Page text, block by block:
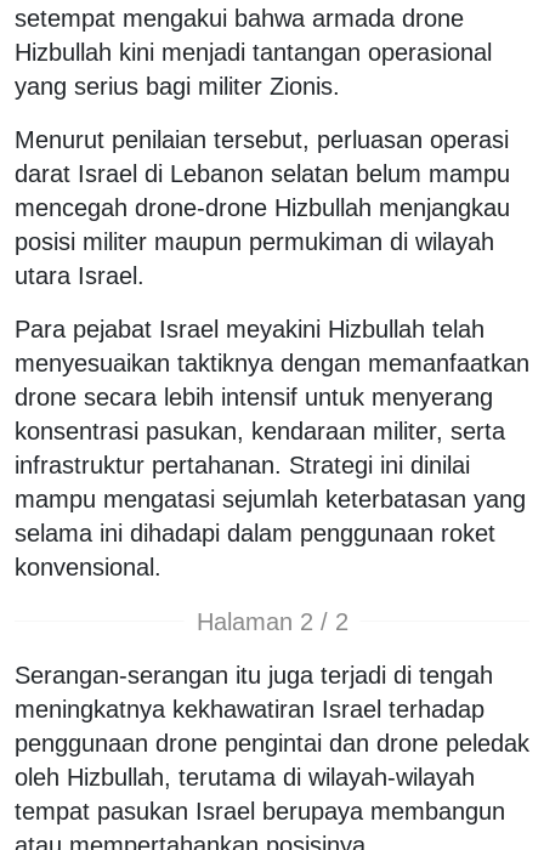
setempat mengakui bahwa armada drone
Hizbullah kini menjadi tantangan operasional
yang serius bagi militer Zionis.
Menurut penilaian tersebut, perluasan operasi
darat Israel di Lebanon selatan belum mampu
mencegah drone-drone Hizbullah menjangkau
posisi militer maupun permukiman di wilayah
utara Israel.
Para pejabat Israel meyakini Hizbullah telah
menyesuaikan taktiknya dengan memanfaatkan
drone secara lebih intensif untuk menyerang
konsentrasi pasukan, kendaraan militer, serta
infrastruktur pertahanan. Strategi ini dinilai
mampu mengatasi sejumlah keterbatasan yang
selama ini dihadapi dalam penggunaan roket
konvensional.
Halaman 2 / 2
Serangan-serangan itu juga terjadi di tengah
meningkatnya kekhawatiran Israel terhadap
penggunaan drone pengintai dan drone peledak
oleh Hizbullah, terutama di wilayah-wilayah
tempat pasukan Israel berupaya membangun